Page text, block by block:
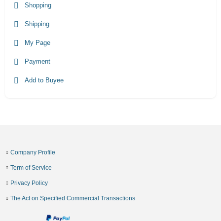
Shopping
Shipping
My Page
Payment
Add to Buyee
Company Profile
Term of Service
Privacy Policy
The Act on Specified Commercial Transactions